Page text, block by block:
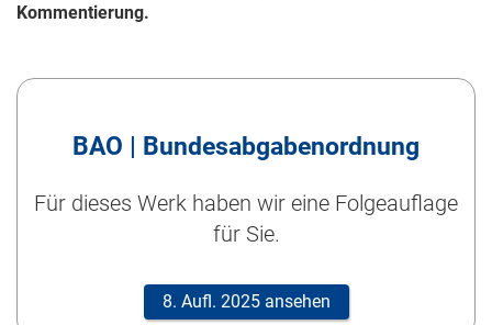
Kommentierung.
BAO | Bundesabgabenordnung
Für dieses Werk haben wir eine Folgeauflage
für Sie.
8. Aufl. 2025 ansehen